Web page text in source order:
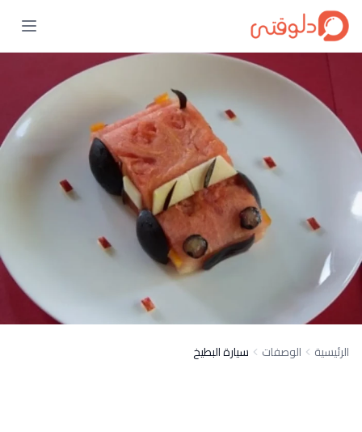
الرئيسية الوصفات سيارة البطيخ